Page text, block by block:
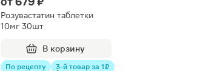
Розувастатин таблетки
10мг 30шт
В корзину
По рецепту 3-й товар за 1 ₽